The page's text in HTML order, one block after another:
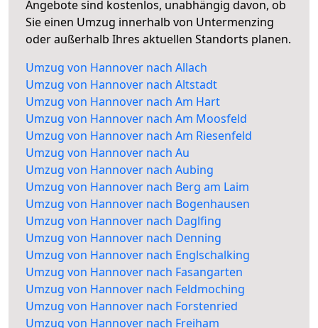
Angebote sind kostenlos, unabhängig davon, ob
Sie einen Umzug innerhalb von Untermenzing
oder außerhalb Ihres aktuellen Standorts planen.
Umzug von Hannover nach Allach
Umzug von Hannover nach Altstadt
Umzug von Hannover nach Am Hart
Umzug von Hannover nach Am Moosfeld
Umzug von Hannover nach Am Riesenfeld
Umzug von Hannover nach Au
Umzug von Hannover nach Aubing
Umzug von Hannover nach Berg am Laim
Umzug von Hannover nach Bogenhausen
Umzug von Hannover nach Daglfing
Umzug von Hannover nach Denning
Umzug von Hannover nach Englschalking
Umzug von Hannover nach Fasangarten
Umzug von Hannover nach Feldmoching
Umzug von Hannover nach Forstenried
Umzug von Hannover nach Freiham